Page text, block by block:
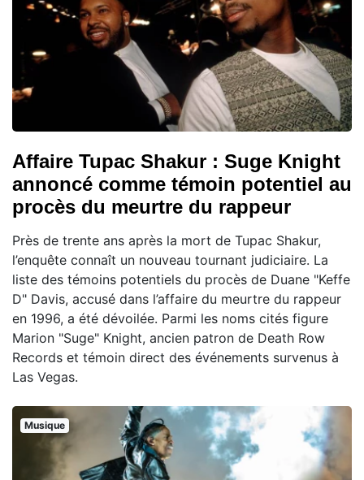
Affaire Tupac Shakur : Suge Knight
annoncé comme témoin potentiel au
procès du meurtre du rappeur
Près de trente ans après la mort de Tupac Shakur,
l’enquête connaît un nouveau tournant judiciaire. La
liste des témoins potentiels du procès de Duane "Keffe
D" Davis, accusé dans l’affaire du meurtre du rappeur
en 1996, a été dévoilée. Parmi les noms cités figure
Marion "Suge" Knight, ancien patron de Death Row
Records et témoin direct des événements survenus à
Las Vegas.
Musique